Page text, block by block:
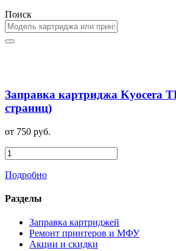
Поиск
Заправка картриджа Kyocera
страниц)
от 750 руб.
Подробно
Разделы
Заправка картриджей
Ремонт принтеров и МФУ
Акции и скидки